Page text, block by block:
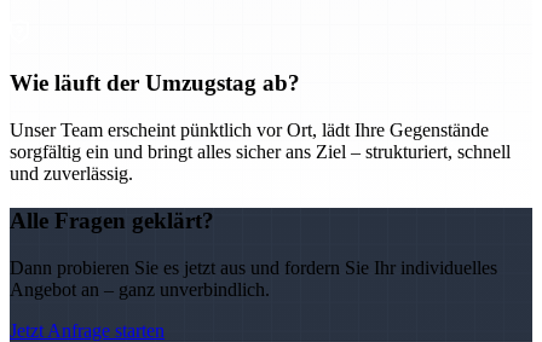
Wie läuft der Umzugstag ab?
Unser Team erscheint pünktlich vor Ort, lädt Ihre Gegenstände
sorgfältig ein und bringt alles sicher ans Ziel – strukturiert, schnell
und zuverlässig.
Alle Fragen geklärt?
Dann probieren Sie es jetzt aus und fordern Sie Ihr individuelles
Angebot an – ganz unverbindlich.
Jetzt Anfrage starten